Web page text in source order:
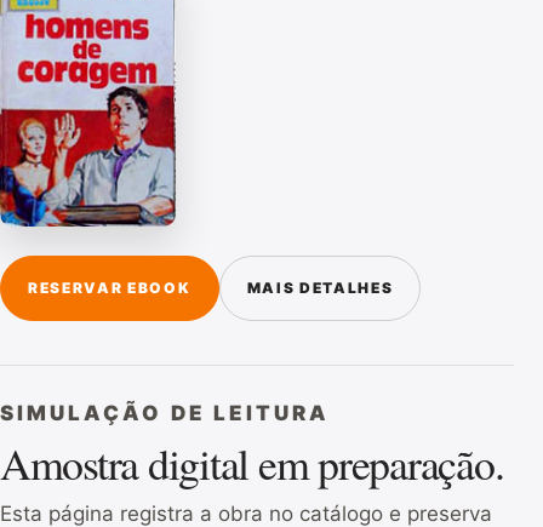
RESERVAR EBOOK MAIS DETALHES
SIMULAÇÃO DE LEITURA
Amostra digital em preparação.
Esta página registra a obra no catálogo e preserva